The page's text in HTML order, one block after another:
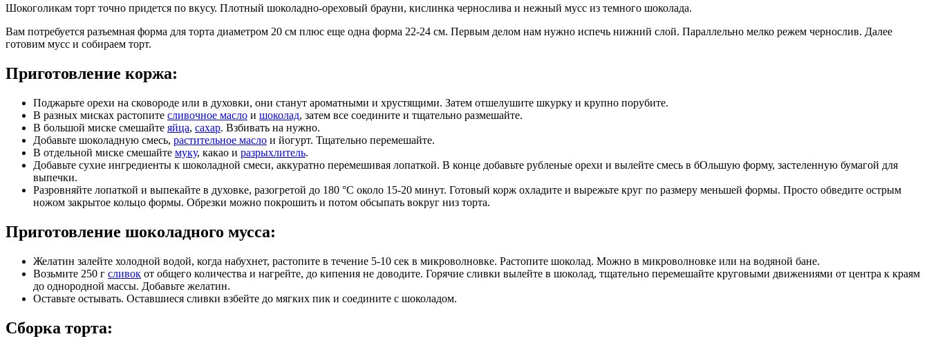
Шокоголикам торт точно придется по вкусу. Плотный шоколадно-ореховый брауни, кислинка чернослива и нежный мусс из темного шоколада.
Вам потребуется разъемная форма для торта диаметром 20 см плюс еще одна форма 22-24 см. Первым делом нам нужно испечь нижний слой. Параллельно мелко режем чернослив. Далее
готовим мусс и собираем торт.
Приготовление коржа:
Поджарьте орехи на сковороде или в духовки, они станут ароматными и хрустящими. Затем отшелушите шкурку и крупно порубите.
В разных мисках растопите сливочное масло и шоколад, затем все соедините и тщательно размешайте.
В большой миске смешайте яйца, сахар. Взбивать на нужно.
Добавьте шоколадную смесь, растительное масло и йогурт. Тщательно перемешайте.
В отдельной миске смешайте муку, какао и разрыхлитель.
Добавьте сухие ингредиенты к шоколадной смеси, аккуратно перемешивая лопаткой. В конце добавьте рубленые орехи и вылейте смесь в бОльшую форму, застеленную бумагой для
выпечки.
Разровняйте лопаткой и выпекайте в духовке, разогретой до 180 °C около 15-20 минут. Готовый корж охладите и вырежьте круг по размеру меньшей формы. Просто обведите острым
ножом закрытое кольцо формы. Обрезки можно покрошить и потом обсыпать вокруг низ торта.
Приготовление шоколадного мусса:
Желатин залейте холодной водой, когда набухнет, растопите в течение 5-10 сек в микроволновке. Растопите шоколад. Можно в микроволновке или на водяной бане.
Возьмите 250 г сливок от общего количества и нагрейте, до кипения не доводите. Горячие сливки вылейте в шоколад, тщательно перемешайте круговыми движениями от центра к краям
до однородной массы. Добавьте желатин.
Оставьте остывать. Оставшиеся сливки взбейте до мягких пик и соедините с шоколадом.
Сборка торта: